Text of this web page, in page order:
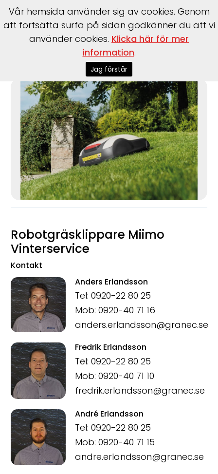
>Robotgräsklippare
Robotgräsklippare Miimo
Vinterservice
Kontakt
Anders Erlandsson
Tel: 0920-22 80 25
Mob: 0920-40 71 16
anders.erlandsson@granec.se
Fredrik Erlandsson
Tel: 0920-22 80 25
Mob: 0920-40 71 10
fredrik.erlandsson@granec.se
André Erlandsson
Tel: 0920-22 80 25
Mob: 0920-40 71 15
andre.erlandsson@granec.se
Vår hemsida använder sig av cookies. Genom
att fortsätta surfa på sidan godkänner du att vi
använder cookies. Klicka här för mer
information.
Jag förstår